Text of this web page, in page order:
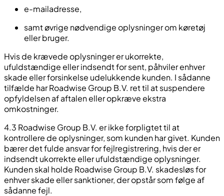
e-mailadresse,
samt øvrige nødvendige oplysninger om køretøj
eller bruger.
Hvis de krævede oplysninger er ukorrekte,
ufuldstændige eller indsendt for sent, påhviler enhver
skade eller forsinkelse udelukkende kunden. I sådanne
tilfælde har Roadwise Group B.V. ret til at suspendere
opfyldelsen af aftalen eller opkræve ekstra
omkostninger.
4.3 Roadwise Group B.V. er ikke forpligtet til at
kontrollere de oplysninger, som kunden har givet. Kunden
bærer det fulde ansvar for fejlregistrering, hvis der er
indsendt ukorrekte eller ufuldstændige oplysninger.
Kunden skal holde Roadwise Group B.V. skadesløs for
enhver skade eller sanktioner, der opstår som følge af
sådanne fejl.